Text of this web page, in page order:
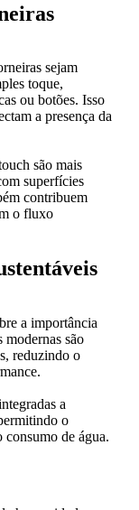
sejam
toque,
ou botões. Isso
a presença da
são mais
superfícies
contribuem
o fluxo
a importância
modernas são
reduzindo o
a
o
de água.